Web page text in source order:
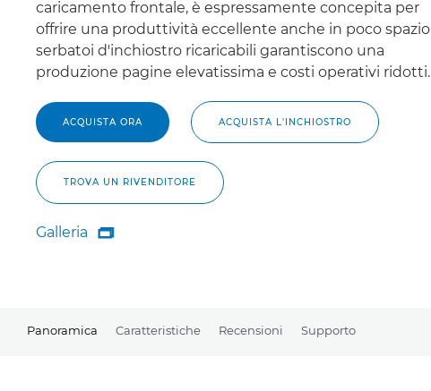
caricamento frontale, è espressamente concepita per
offrire una produttività eccellente anche in poco spazio.
serbatoi d'inchiostro ricaricabili garantiscono una
produzione pagine elevatissima e costi operativi ridotti.
ACQUISTA ORA ACQUISTA L'INCHIOSTRO
TROVA UN RIVENDITORE
Galleria
Galleria

Panoramica Caratteristiche Recensioni Supporto